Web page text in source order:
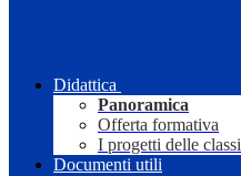
Didattica
Panoramica
Offerta formativa
I progetti delle classi
Documenti utili